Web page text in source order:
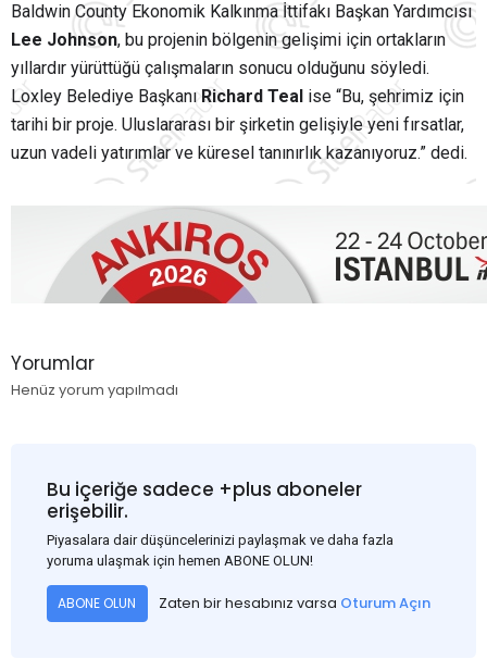
Baldwin County Ekonomik Kalkınma İttifakı Başkan Yardımcısı
Lee Johnson, bu projenin bölgenin gelişimi için ortakların
yıllardır yürüttüğü çalışmaların sonucu olduğunu söyledi.
Loxley Belediye Başkanı Richard Teal ise “Bu, şehrimiz için
tarihi bir proje. Uluslararası bir şirketin gelişiyle yeni fırsatlar,
uzun vadeli yatırımlar ve küresel tanınırlık kazanıyoruz.” dedi.
Yorumlar
Henüz yorum yapılmadı
Bu içeriğe sadece +plus aboneler
erişebilir.
Piyasalara dair düşüncelerinizi paylaşmak ve daha fazla
yoruma ulaşmak için hemen ABONE OLUN!
ABONE OLUN Zaten bir hesabınız varsa Oturum Açın